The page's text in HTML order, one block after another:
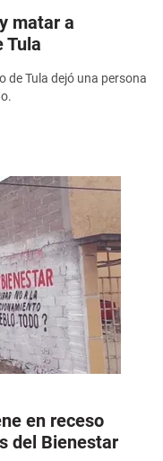
matar a
Tula
de Tula dejó una persona
en receso
del Bienestar